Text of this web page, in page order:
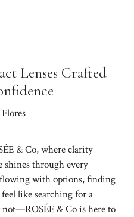
Lenses Crafted
& Co, where clarity
shines through every
with options, finding
like searching for a
not—ROSÉE & Co is here to